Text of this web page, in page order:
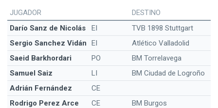
JUGADOR
DESTINO
Darío Sanz de Nicolás
EI
TVB 1898 Stuttgart
Sergio Sanchez Vidán
EI
Atlético Valladolid
Saeid Barkhordari
PO
BM Torrelavega
Samuel Saiz
LI
BM Ciudad de Logroño
Adrián Fernández
CE
Rodrigo Perez Arce
CE BM Burgos